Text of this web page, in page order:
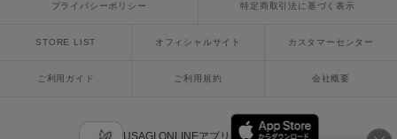
プライバシーポリシー 特定商取引法に基づく表示
STORE LIST オフィシャルサイト カスタマーセンター
ご利用ガイド ご利用規約 会社概要
USAGI ONLINEアプリ